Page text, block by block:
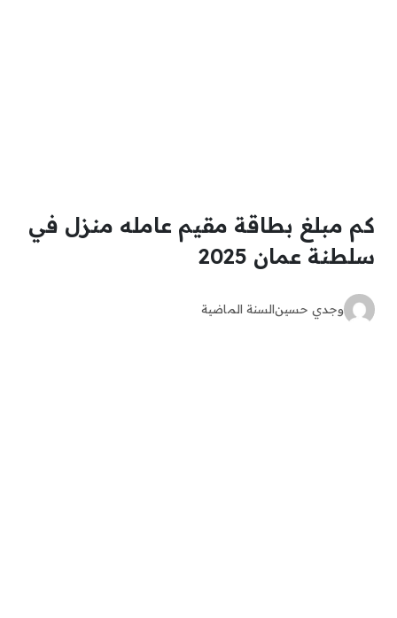
كم مبلغ بطاقة مقيم عامله منزل في
سلطنة عمان 2025
وجدي حسينالسنة الماضية